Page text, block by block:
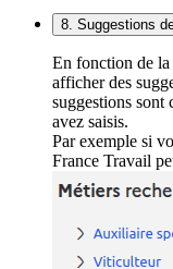
8. Suggestions
En fonction de la
afficher des
suggestions sont
avez saisis.
Par exemple si
France Travail